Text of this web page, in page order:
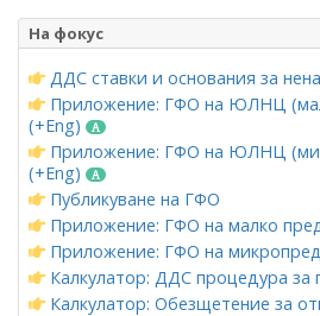
На фокус
ДДС ставки и основания за
Приложение: ГФО на ЮЛНЦ
(+Eng)
Приложение: ГФО на ЮЛНЦ
(+Eng)
Публикуване на ГФО
Приложение: ГФО на малко
Приложение: ГФО на
Калкулатор: ДДС процедура за
Калкулатор: Обезщетение за